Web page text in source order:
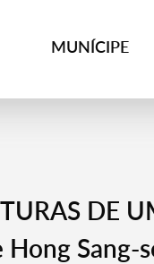
MUNÍCIPE
DE
Hong Sang-